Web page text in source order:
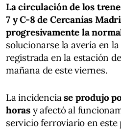
La circulación de los
7 y C-8 de Cercanías
progresivamente la
solucionarse la avería en
registrada en la estación de
mañana de este viernes.
La incidenciase produjo
horas y afectó al
servicio ferroviario en este